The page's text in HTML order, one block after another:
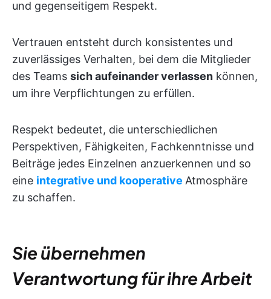
und gegenseitigem Respekt.
Vertrauen entsteht durch konsistentes und
zuverlässiges Verhalten, bei dem die Mitglieder
des Teams sich aufeinander verlassen können,
um ihre Verpflichtungen zu erfüllen.
Respekt bedeutet, die unterschiedlichen
Perspektiven, Fähigkeiten, Fachkenntnisse und
Beiträge jedes Einzelnen anzuerkennen und so
eine integrative und kooperative Atmosphäre
zu schaffen.
Sie übernehmen
Verantwortung für ihre Arbeit